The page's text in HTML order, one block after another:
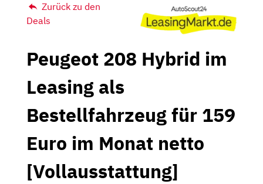
Zurück zu den
Deals
Peugeot 208 Hybrid im
Leasing als
Bestellfahrzeug für 159
Euro im Monat netto
[Vollausstattung]